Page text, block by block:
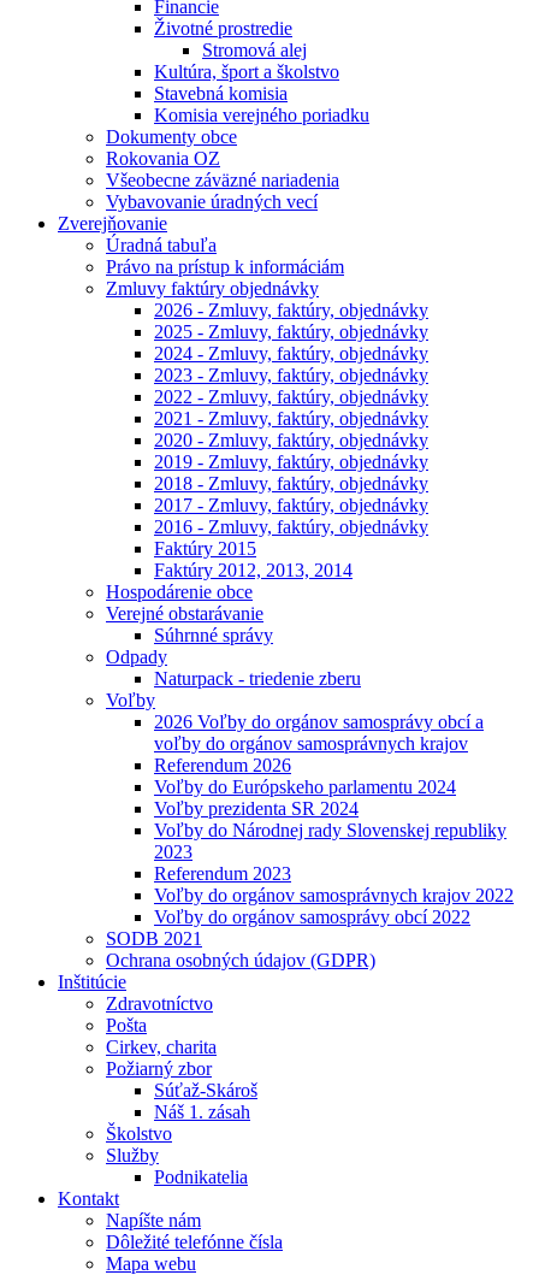
Financie
Životné prostredie
Stromová alej
Kultúra, šport a školstvo
Stavebná komisia
Komisia verejného poriadku
Dokumenty obce
Rokovania OZ
Všeobecne záväzné nariadenia
Vybavovanie úradných vecí
Zverejňovanie
Úradná tabuľa
Právo na prístup k informáciám
Zmluvy faktúry objednávky
2026 - Zmluvy, faktúry, objednávky
2025 - Zmluvy, faktúry, objednávky
2024 - Zmluvy, faktúry, objednávky
2023 - Zmluvy, faktúry, objednávky
2022 - Zmluvy, faktúry, objednávky
2021 - Zmluvy, faktúry, objednávky
2020 - Zmluvy, faktúry, objednávky
2019 - Zmluvy, faktúry, objednávky
2018 - Zmluvy, faktúry, objednávky
2017 - Zmluvy, faktúry, objednávky
2016 - Zmluvy, faktúry, objednávky
Faktúry 2015
Faktúry 2012, 2013, 2014
Hospodárenie obce
Verejné obstarávanie
Súhrnné správy
Odpady
Naturpack - triedenie zberu
Voľby
2026 Voľby do orgánov samosprávy obcí a
voľby do orgánov samosprávnych krajov
Referendum 2026
Voľby do Európskeho parlamentu 2024
Voľby prezidenta SR 2024
Voľby do Národnej rady Slovenskej republiky
2023
Referendum 2023
Voľby do orgánov samosprávnych krajov 2022
Voľby do orgánov samosprávy obcí 2022
SODB 2021
Ochrana osobných údajov (GDPR)
Inštitúcie
Zdravotníctvo
Pošta
Cirkev, charita
Požiarný zbor
Súťaž-Skároš
Náš 1. zásah
Školstvo
Služby
Podnikatelia
Kontakt
Napíšte nám
Dôležité telefónne čísla
Mapa webu